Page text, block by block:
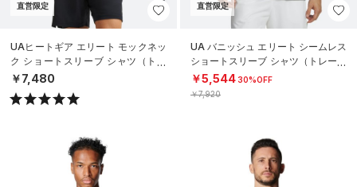
直営限定
UAヒートギア エリート モックネッ
ク ショートスリーブ シャツ（トレ
ーニング/MEN）
￥7,480
直営限定
UA バニッシュ エリート シームレス
ショートスリーブ シャツ（トレーニ
ング/MEN）
￥5,54430%OFF
￥7,920